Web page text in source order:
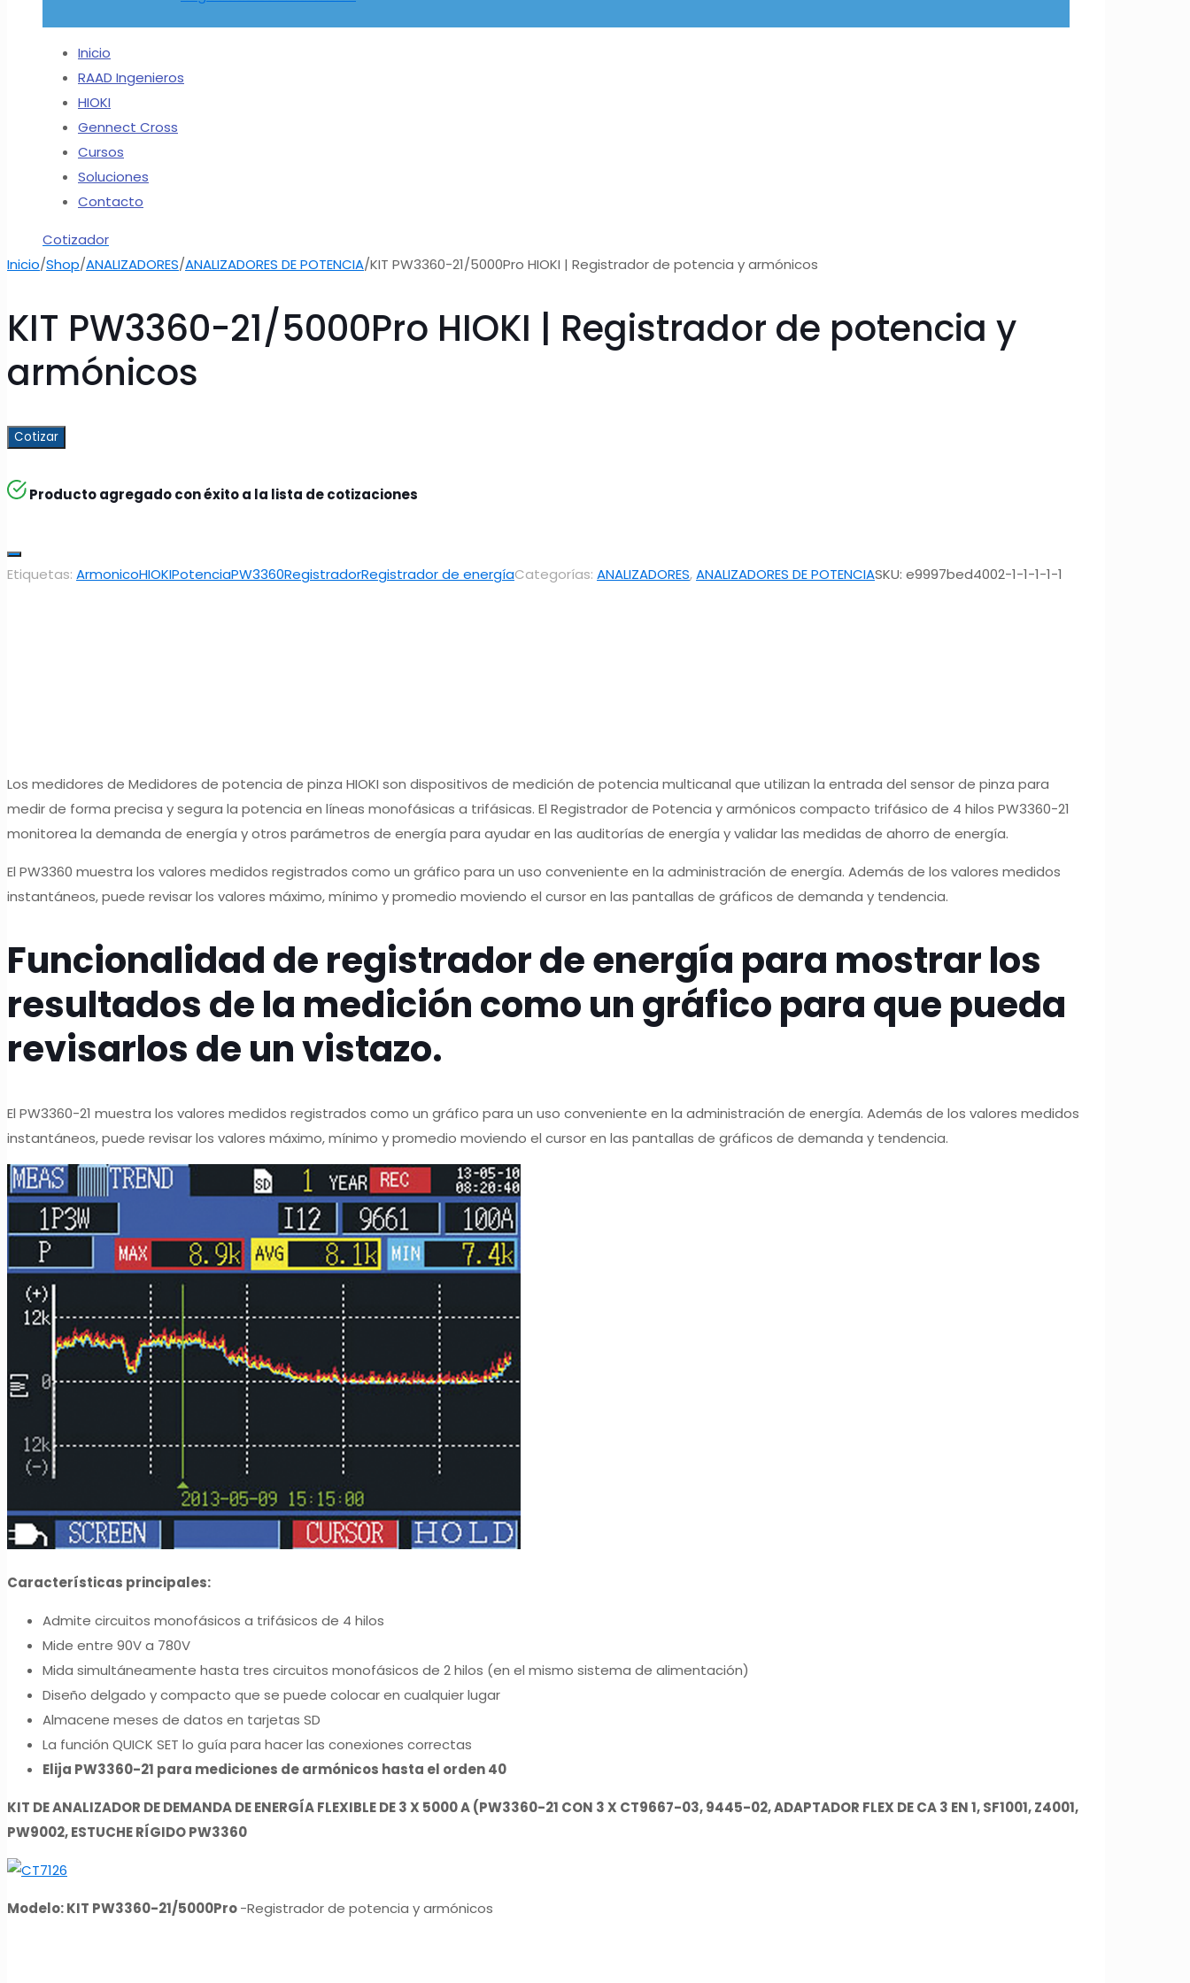
Inicio
RAAD Ingenieros
HIOKI
Gennect Cross
Cursos
Soluciones
Contacto
Cotizador
Inicio/Shop/ANALIZADORES/ANALIZADORES DE POTENCIA/KIT PW3360-21/5000Pro HIOKI | Registrador de potencia y armónicos
KIT PW3360-21/5000Pro HIOKI | Registrador de potencia y
armónicos
Cotizar
Producto agregado con éxito a la lista de cotizaciones
Etiquetas: ArmonicoHIOKIPotenciaPW3360RegistradorRegistrador de energíaCategorías: ANALIZADORES,ANALIZADORES DE POTENCIASKU: e9997bed4002-1-1-1-1-1
Los medidores de Medidores de potencia de pinza HIOKI son dispositivos de medición de potencia multicanal que utilizan la entrada del sensor de pinza para
medir de forma precisa y segura la potencia en líneas monofásicas a trifásicas. El Registrador de Potencia y armónicos compacto trifásico de 4 hilos PW3360-21
monitorea la demanda de energía y otros parámetros de energía para ayudar en las auditorías de energía y validar las medidas de ahorro de energía.
El PW3360 muestra los valores medidos registrados como un gráfico para un uso conveniente en la administración de energía. Además de los valores medidos
instantáneos, puede revisar los valores máximo, mínimo y promedio moviendo el cursor en las pantallas de gráficos de demanda y tendencia.
Funcionalidad de registrador de energía para mostrar los
resultados de la medición como un gráfico para que pueda
revisarlos de un vistazo.
El PW3360-21 muestra los valores medidos registrados como un gráfico para un uso conveniente en la administración de energía. Además de los valores medidos
instantáneos, puede revisar los valores máximo, mínimo y promedio moviendo el cursor en las pantallas de gráficos de demanda y tendencia.
Características principales:
Admite circuitos monofásicos a trifásicos de 4 hilos
Mide entre 90V a 780V
Mida simultáneamente hasta tres circuitos monofásicos de 2 hilos (en el mismo sistema de alimentación)
Diseño delgado y compacto que se puede colocar en cualquier lugar
Almacene meses de datos en tarjetas SD
La función QUICK SET lo guía para hacer las conexiones correctas
Elija PW3360-21 para mediciones de armónicos hasta el orden 40
KIT DE ANALIZADOR DE DEMANDA DE ENERGÍA FLEXIBLE DE 3 X 5000 A (PW3360-21 CON 3 X CT9667-03, 9445-02, ADAPTADOR FLEX DE CA 3 EN 1, SF1001, Z4001,
PW9002, ESTUCHE RÍGIDO PW3360
Modelo: KIT PW3360-21/5000Pro-Registrador de potencia y armónicos